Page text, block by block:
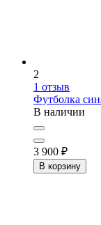
2
1 отзыв
Футболка
В наличии
3 900 ₽
В корзину